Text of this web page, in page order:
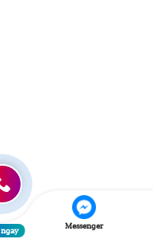
Messenger